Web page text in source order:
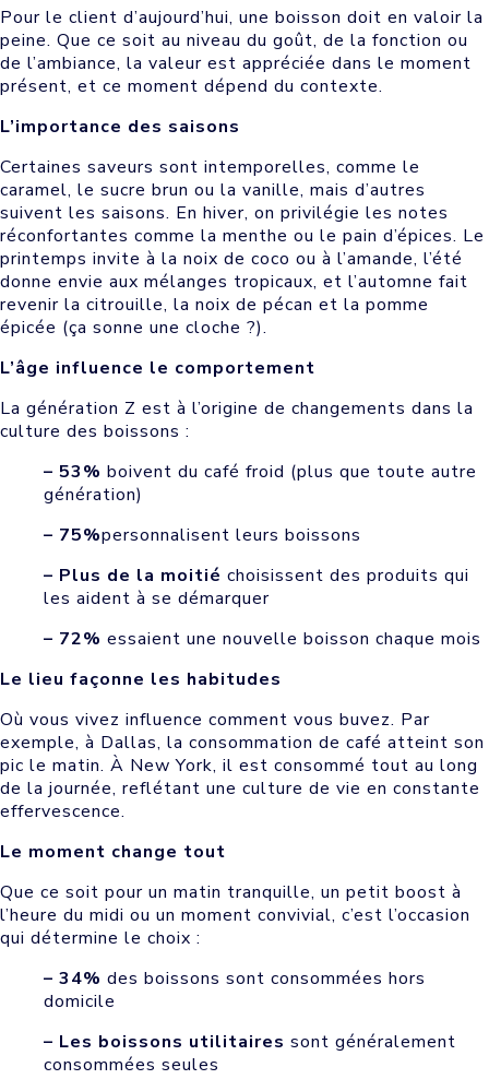
Pour le client d’aujourd’hui, une boisson doit en valoir la
peine. Que ce soit au niveau du goût, de la fonction ou
de l’ambiance, la valeur est appréciée dans le moment
présent, et ce moment dépend du contexte.
L’importance des saisons
Certaines saveurs sont intemporelles, comme le
caramel, le sucre brun ou la vanille, mais d’autres
suivent les saisons. En hiver, on privilégie les notes
réconfortantes comme la menthe ou le pain d’épices. Le
printemps invite à la noix de coco ou à l’amande, l’été
donne envie aux mélanges tropicaux, et l’automne fait
revenir la citrouille, la noix de pécan et la pomme
épicée (ça sonne une cloche ?).
L’âge influence le comportement
La génération Z est à l’origine de changements dans la
culture des boissons :
– 53% boivent du café froid (plus que toute autre
génération)
– 75%personnalisent leurs boissons
– Plus de la moitié choisissent des produits qui
les aident à se démarquer
– 72% essaient une nouvelle boisson chaque mois
Le lieu façonne les habitudes
Où vous vivez influence comment vous buvez. Par
exemple, à Dallas, la consommation de café atteint son
pic le matin. À New York, il est consommé tout au long
de la journée, reflétant une culture de vie en constante
effervescence.
Le moment change tout
Que ce soit pour un matin tranquille, un petit boost à
l’heure du midi ou un moment convivial, c’est l’occasion
qui détermine le choix :
– 34% des boissons sont consommées hors
domicile
– Les boissons utilitaires sont généralement
consommées seules